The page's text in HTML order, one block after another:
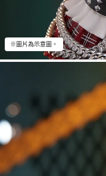
※圖片為示意圖。